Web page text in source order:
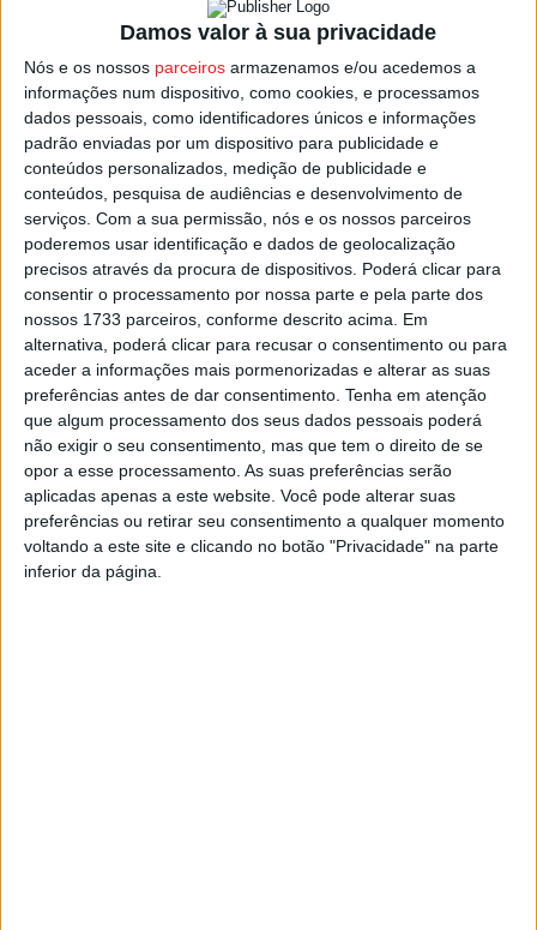
Damos valor à sua privacidade
Nós e os nossos parceiros armazenamos e/ou acedemos a
informações num dispositivo, como cookies, e processamos
dados pessoais, como identificadores únicos e informações
padrão enviadas por um dispositivo para publicidade e
conteúdos personalizados, medição de publicidade e
conteúdos, pesquisa de audiências e desenvolvimento de
serviços. Com a sua permissão, nós e os nossos parceiros
poderemos usar identificação e dados de geolocalização
precisos através da procura de dispositivos. Poderá clicar para
consentir o processamento por nossa parte e pela parte dos
nossos 1733 parceiros, conforme descrito acima. Em
alternativa, poderá clicar para recusar o consentimento ou para
aceder a informações mais pormenorizadas e alterar as suas
preferências antes de dar consentimento. Tenha em atenção
que algum processamento dos seus dados pessoais poderá
não exigir o seu consentimento, mas que tem o direito de se
opor a esse processamento. As suas preferências serão
aplicadas apenas a este website. Você pode alterar suas
preferências ou retirar seu consentimento a qualquer momento
voltando a este site e clicando no botão "Privacidade" na parte
inferior da página.
, passa por “referenciar e identificar os problemas
de pobreza e exclusão social, em complementaridade
com a rede social municipal”, tendo sido constituída uma
equipa, com “uma coordenadora e dois técnicos
superiores, que procederam já à elaboração do plano”.
Vai agora seguir-se a execução do Plano de Ação com os
trabalhos a terem por base a Georreferenciação Social
das populações mais vulneráveis, e com reuniões de
trabalho com parceiros locais, nomeadamente os
agrupamentos de escolas e Serviço de Educação e
Cultura, Saúde, GNR, Juntas de Freguesia, entre outras
entidades.
Esta e outras notícias para ouvir na Estação Diária – 96.8
FM ou emwww.968.fm.
Pub